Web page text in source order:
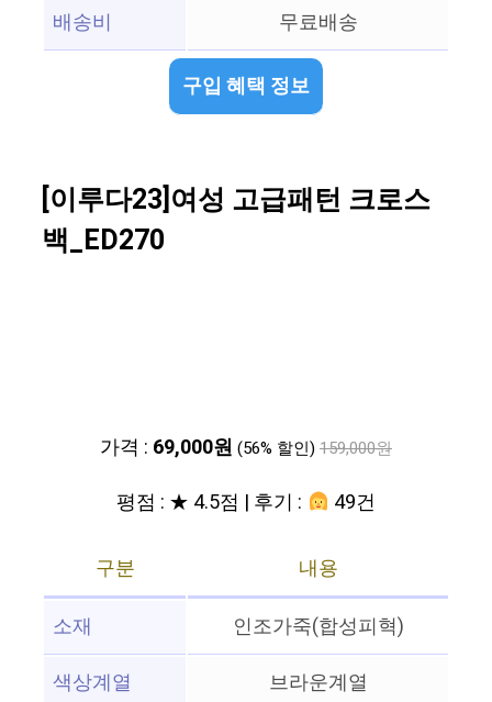
배송비 무료배송
구입 혜택 정보
[이루다23]여성 고급패턴 크로스
백_ED270
가격 : 69,000원 (56% 할인) 159,000원
평점 : ★ 4.5점 | 후기 : 49건
구분
내용
소재
인조가죽(합성피혁)
색상계열
브라운계열